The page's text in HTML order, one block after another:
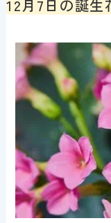
12月7日の誕生